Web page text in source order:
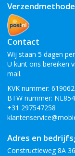
Contact
Wij staan 5 dagen
U kunt ons bereiken
mail.
KVK nummer:
BTW nummer:
+31 297547258
Adres en
Constructieweg 8A